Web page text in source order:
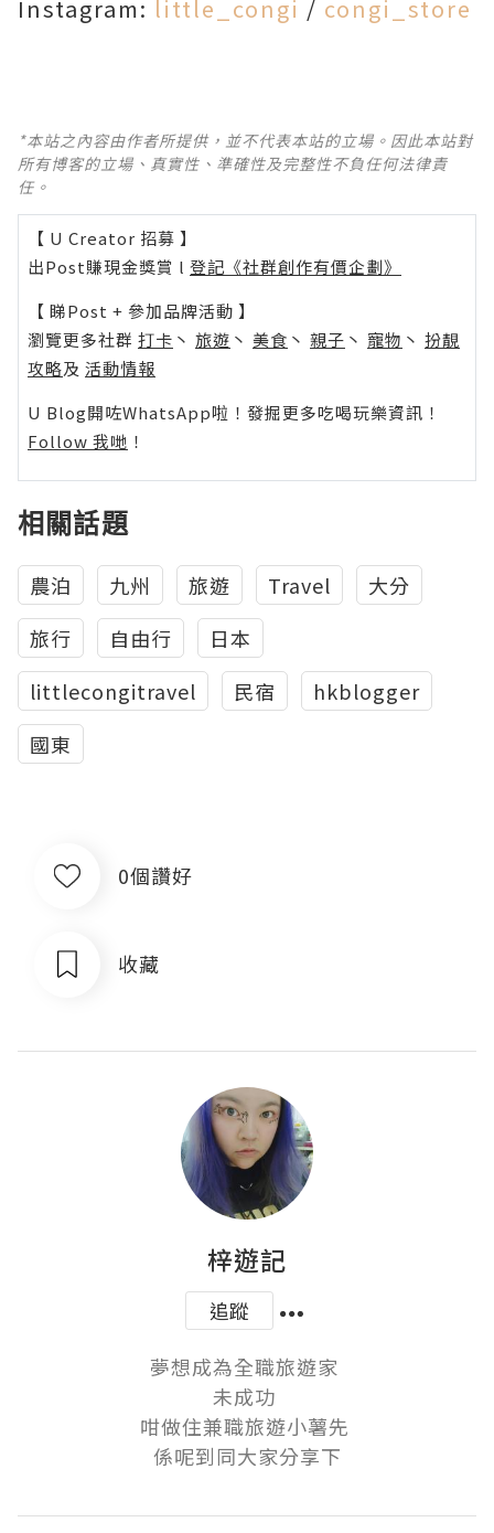
Instagram: little_congi / congi_store
*本站之內容由作者所提供，並不代表本站的立場。因此本站對
所有博客的立場、真實性、準確性及完整性不負任何法律責
任。
【 U Creator 招募 】
出Post賺現金獎賞 l 登記《社群創作有價企劃》
【 睇Post + 參加品牌活動 】
瀏覽更多社群 打卡 丶 旅遊 丶 美食 丶 親子 丶 寵物 丶 扮靚
攻略及 活動情報
U Blog開咗WhatsApp啦！發掘更多吃喝玩樂資訊！
Follow 我哋 ！
相關話題
農泊 九州 旅遊 Travel
大分
旅行
自由行
日本
littlecongitravel
民宿
hkblogger
國東
0個讚好
收藏
梓遊記
追蹤
夢想成為全職旅遊家
未成功
咁做住兼職旅遊小薯先
係呢到同大家分享下